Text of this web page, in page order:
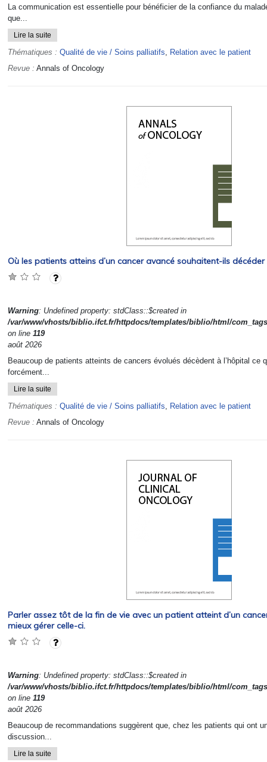
La communication est essentielle pour bénéficier de la confiance du
que...
Lire la suite
Thématiques : Qualité de vie / Soins palliatifs, Relation avec le patient
Revue : Annals of Oncology
Où les patients atteins d’un cancer avancé souhaitent-ils décéder
Warning: Undefined property: stdClass::$created in
/var/www/vhosts/biblio.ifct.fr/httpdocs/templates/biblio/html/
on line 119
août 2026
Beaucoup de patients atteints de cancers évolués décèdent à l’hôpital ce
forcément...
Lire la suite
Thématiques : Qualité de vie / Soins palliatifs, Relation avec le patient
Revue : Annals of Oncology
Parler assez tôt de la fin de vie avec un patient atteint d’un
mieux gérer celle-ci.
Warning: Undefined property: stdClass::$created in
/var/www/vhosts/biblio.ifct.fr/httpdocs/templates/biblio/html/
on line 119
août 2026
Beaucoup de recommandations suggèrent que, chez les patients qui ont
discussion...
Lire la suite